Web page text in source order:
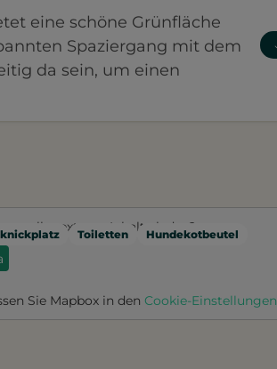
eine schöne Grünfläche
Spaziergang mit dem
da sein, um einen
Toiletten Hundekotbeutel
externe Inhalte laden?
Sie Mapbox in den Cookie-Einstellungen